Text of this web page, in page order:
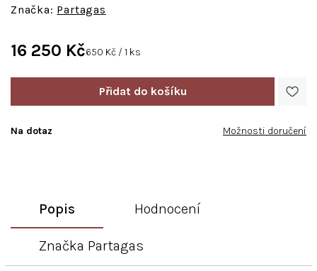
16 250 KčMěrná
650 Kč / 1 ks
Na dotaz Možnosti doručení
Partagas
produktu
z
hvězdiček.
Popis Hodnocení
Značka Partagas